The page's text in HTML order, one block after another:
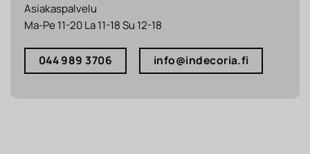
Asiakaspalvelu
Ma-Pe 11-20 La 11-18 Su 12-18
044 989 3706 info@indecoria.fi